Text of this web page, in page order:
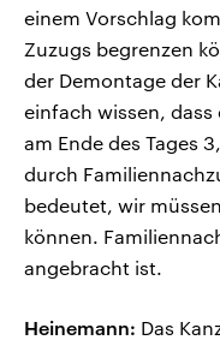
einem Vorschlag
Zuzugs begrenzen
der Demontage der
einfach wissen,
am Ende des Tages
durch
bedeutet, wir
können.
angebracht ist.
Heinemann: Das